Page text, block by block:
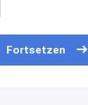
Fortsetzen